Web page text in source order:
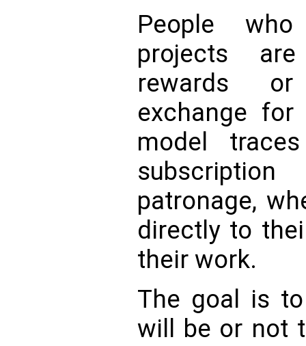
People
projects
rewards
exchange
model
patronage,
directly to
their work.
The goal is
will be or not